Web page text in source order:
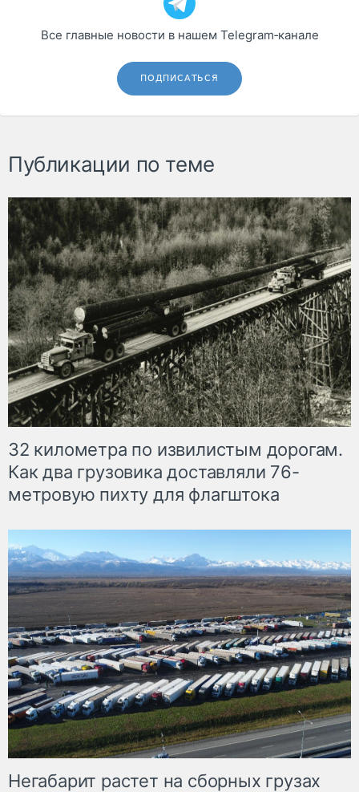
Все главные новости в нашем Telegram‑канале
ПОДПИСАТЬСЯ
Публикации по теме
32 километра по извилистым дорогам.
Как два грузовика доставляли 76-
метровую пихту для флагштока
Негабарит растет на сборных грузах